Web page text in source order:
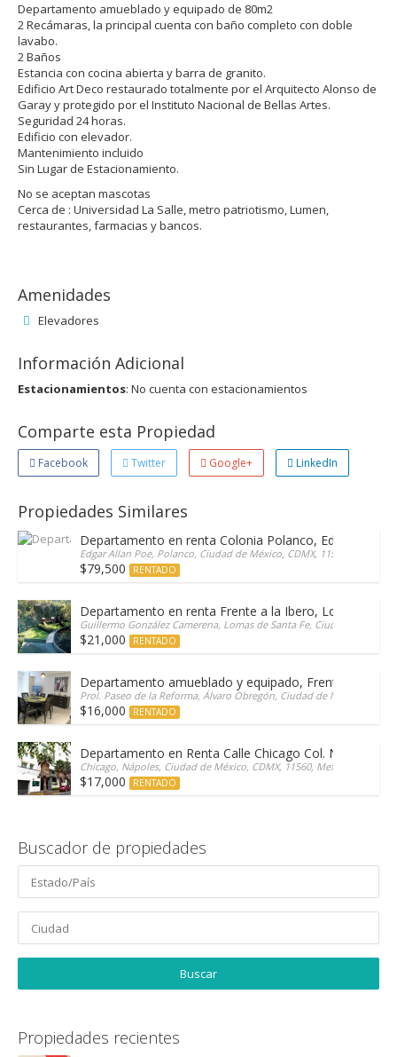
Departamento amueblado y equipado de 80m2
2 Recámaras, la principal cuenta con baño completo con doble
lavabo.
2 Baños
Estancia con cocina abierta y barra de granito.
Edificio Art Deco restaurado totalmente por el Arquitecto Alonso de
Garay y protegido por el Instituto Nacional de Bellas Artes.
Seguridad 24 horas.
Edificio con elevador.
Mantenimiento incluido
Sin Lugar de Estacionamiento.
No se aceptan mascotas
Cerca de : Universidad La Salle, metro patriotismo, Lumen,
restaurantes, farmacias y bancos.
Amenidades
Elevadores
Información Adicional
Estacionamientos: No cuenta con estacionamientos
Comparte esta Propiedad
Facebook Twitter Google+ LinkedIn
Propiedades Similares
Departamento en renta Colonia Polanco, Edgar Allan
Edgar Allan Poe, Polanco, Ciudad de México, CDMX, 11550, Mexico
$79,500 RENTADO
Departamento en renta Frente a la Ibero, Lomas de
Guillermo González Camerena, Lomas de Santa Fe, Ciudad de
$21,000 RENTADO
Departamento amueblado y equipado, Frente a Patio
Prol. Paseo de la Reforma, Álvaro Obregón, Ciudad de México, Santa
$16,000 RENTADO
Departamento en Renta Calle Chicago Col. Nápoles
Chicago, Nápoles, Ciudad de México, CDMX, 11560, Mexico
$17,000 RENTADO
Buscador de propiedades
Propiedades recientes